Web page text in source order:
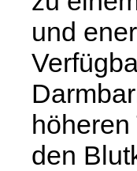
und
den